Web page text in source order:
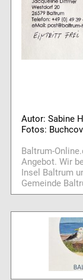
Autor: Sabine
Fotos:
Baltrum-
Angebot. Wir
Insel Baltrum
Gemeinde